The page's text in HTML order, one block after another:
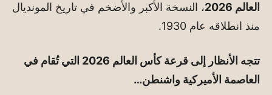
العالم 2026
، النسخة الأكبر والأضخم في تاريخ المونديال
منذ انطلاقه عام 1930.
تتجه الأنظار إلى قرعة كأس العالم 2026 التي تُقام في
العاصمة الأميركية واشنطن…